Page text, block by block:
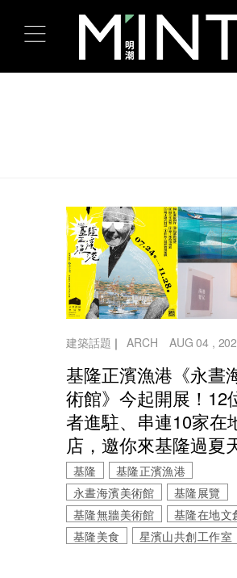
建築話題 ｜ARCH AUG 04 ,
基隆正濱漁港《永晝
術館》今起開展！12
者進駐、串連10家在
店，邀你來基隆過夏
基隆
基隆正濱漁港
永晝海濱美術館
基隆展覽
基隆無牆美術館
基隆在地文
基隆美食
星濱山共創工作室